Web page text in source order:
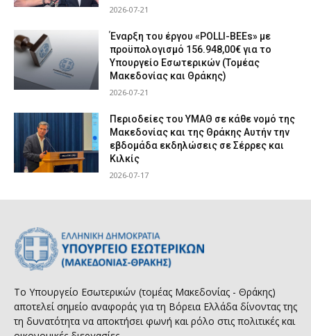
2026-07-21
Έναρξη του έργου «POLLI-BEEs» με
προϋπολογισμό 156.948,00€ για το
Υπουργείο Εσωτερικών (Τομέας
Μακεδονίας και Θράκης)
2026-07-21
Περιοδείες του ΥΜΑΘ σε κάθε νομό της
Μακεδονίας και της Θράκης Αυτήν την
εβδομάδα εκδηλώσεις σε Σέρρες και
Κιλκίς
2026-07-17
Το Υπουργείο Εσωτερικών (τομέας Μακεδονίας - Θράκης)
αποτελεί σημείο αναφοράς για τη Βόρεια Ελλάδα δίνοντας της
τη δυνατότητα να αποκτήσει φωνή και ρόλο στις πολιτικές και